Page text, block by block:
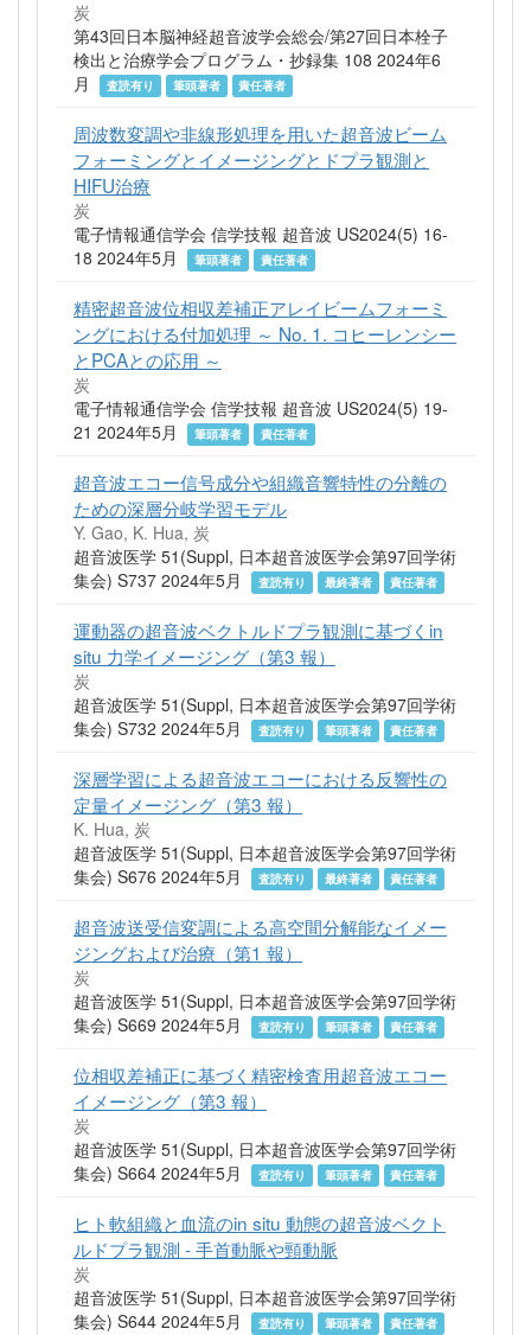
炭
第43回日本脳神経超音波学会総会/第27回日本栓子
検出と治療学会プログラム・抄録集 108 2024年6
月
査読有り 筆頭著者 責任著者
周波数変調や非線形処理を用いた超音波ビーム
フォーミングとイメージングとドプラ観測と
HIFU治療
炭
電子情報通信学会 信学技報 超音波 US2024(5) 16-
18 2024年5月
筆頭著者 責任著者
精密超音波位相収差補正アレイビームフォーミ
ングにおける付加処理 ～ No. 1. コヒーレンシー
とPCAとの応用 ～
炭
電子情報通信学会 信学技報 超音波 US2024(5) 19-
21 2024年5月
筆頭著者 責任著者
超音波エコー信号成分や組織音響特性の分離の
ための深層分岐学習モデル
Y. Gao, K. Hua, 炭
超音波医学 51(Suppl, 日本超音波医学会第97回学術
集会) S737 2024年5月
査読有り 最終著者 責任著者
運動器の超音波ベクトルドプラ観測に基づくin
situ 力学イメージング（第3 報）
炭
超音波医学 51(Suppl, 日本超音波医学会第97回学術
集会) S732 2024年5月
査読有り 筆頭著者 責任著者
深層学習による超音波エコーにおける反響性の
定量イメージング（第3 報）
K. Hua, 炭
超音波医学 51(Suppl, 日本超音波医学会第97回学術
集会) S676 2024年5月
査読有り 最終著者 責任著者
超音波送受信変調による高空間分解能なイメー
ジングおよび治療（第1 報）
炭
超音波医学 51(Suppl, 日本超音波医学会第97回学術
集会) S669 2024年5月
査読有り 筆頭著者 責任著者
位相収差補正に基づく精密検査用超音波エコー
イメージング（第3 報）
炭
超音波医学 51(Suppl, 日本超音波医学会第97回学術
集会) S664 2024年5月
査読有り 筆頭著者 責任著者
ヒト軟組織と血流のin situ 動態の超音波ベクト
ルドプラ観測 - 手首動脈や頸動脈
炭
超音波医学 51(Suppl, 日本超音波医学会第97回学術
集会) S644 2024年5月
査読有り 筆頭著者 責任著者